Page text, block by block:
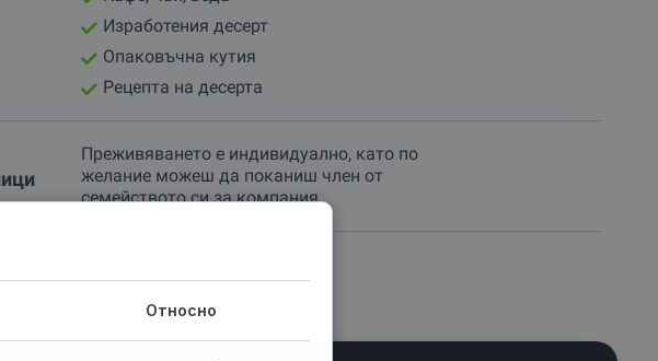
Изработения десерт
Опаковъчна кутия
Рецепта на десерта
Преживяването е индивидуално, като по
желание можеш да поканиш член от
семейството си за компания.
Относно